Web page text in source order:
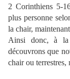
2 Corinthiens 5-
plus personne
la chair,
Ainsi donc, à la
découvrons que
chair ou terrestres,